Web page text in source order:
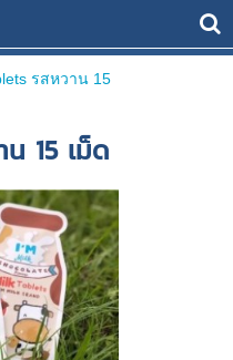
รสหวาน 15
15 เม็ด